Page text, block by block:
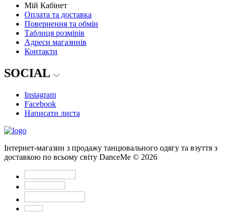
Мій Кабінет
Оплата та доставка
Повернення та обмін
Таблиця розмірів
Адреси магазинів
Контакти
SOCIAL
Instagram
Facebook
Написати листа
Інтернет-магазин з продажу танцювального одягу та взуття з
доставкою по всьому світу DanceMe © 2026